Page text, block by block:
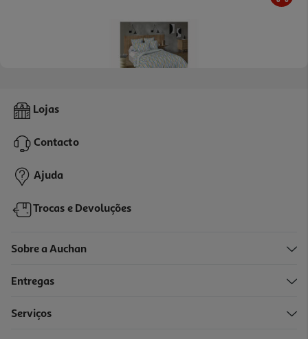
Capa De Edredão Actuel Poliéster Reciclado 160x220cm
14,99 €
-32%
Lojas
Contacto
Ajuda
Trocas e Devoluções
Sobre a Auchan
Entregas
Serviços